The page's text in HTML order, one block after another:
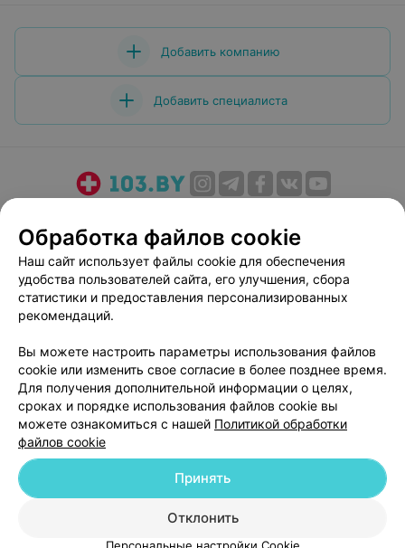
Добавить компанию
Добавить специалиста
Медицинский маркетинг
Публичный договор
Пользовательское соглашение
Способы оплаты
Вакансии
Партнеры
Персональные настройки cookie
Обработка персональных данных
© 2026 ООО «Артокс Лаб», УНП 191700409| 220012, Республика Беларусь,
Обработка файлов cookie
Наш сайт использует файлы cookie для обеспечения
удобства пользователей сайта, его улучшения, сбора
статистики и предоставления персонализированных
рекомендаций.
Вы можете настроить параметры использования файлов
cookie или изменить свое согласие в более позднее время.
Для получения дополнительной информации о целях,
сроках и порядке использования файлов cookie вы
можете ознакомиться с нашей Политикой обработки
файлов cookie
Отклонить
Принять